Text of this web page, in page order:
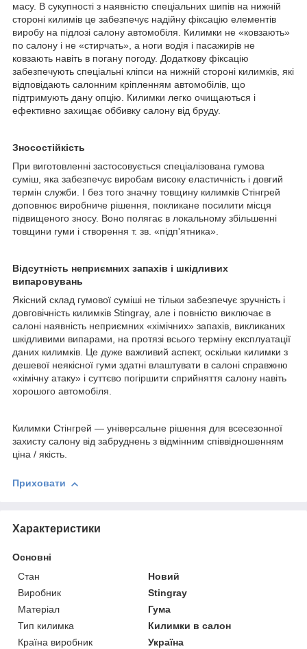
масу. В сукупності з наявністю спеціальних шипів на нижній
стороні килимів це забезпечує надійну фіксацію елементів
виробу на підлозі салону автомобіля. Килимки не «ковзають»
по салону і не «стирчать», а ноги водія і пасажирів не
ковзають навіть в погану погоду. Додаткову фіксацію
забезпечують спеціальні кліпси на нижній стороні килимків, які
відповідають салонним кріпленням автомобілів, що
підтримують дану опцію. Килимки легко очищаються і
ефективно захищає оббивку салону від бруду.
Зносостійкість
При виготовленні застосовується спеціалізована гумова
суміш, яка забезпечує виробам високу еластичність і довгий
термін служби. І без того значну товщину килимків Стінгрей
доповнює виробниче рішення, покликане посилити місця
підвищеного зносу. Воно полягає в локальному збільшенні
товщини гуми і створення т. зв. «підп'ятника».
Відсутність неприємних запахів і шкідливих
випаровувань
Якісний склад гумової суміші не тільки забезпечує зручність і
довговічність килимків Stingray, але і повністю виключає в
салоні наявність неприємних «хімічних» запахів, викликаних
шкідливими випарами, на протязі всього терміну експлуатації
даних килимків. Це дуже важливий аспект, оскільки килимки з
дешевої неякісної гуми здатні влаштувати в салоні справжню
«хімічну атаку» і суттєво погіршити сприйняття салону навіть
хорошого автомобіля.
Килимки Стінгрей — універсальне рішення для всесезонної
захисту салону від забруднень з відмінним співвідношенням
ціна / якість.
Приховати
Характеристики
Основні
Стан
Новий
Виробник
Stingray
Матеріал
Гума
Тип килимка
Килимки в салон
Країна виробник
Україна